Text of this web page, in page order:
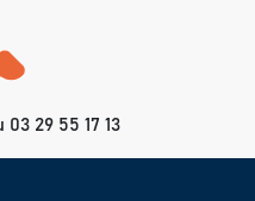
29 55 17 13